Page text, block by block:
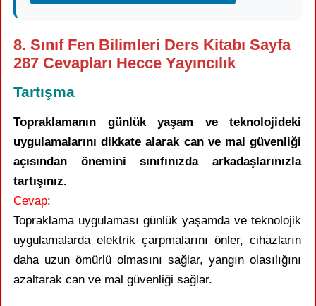
8. Sınıf Fen Bilimleri Ders Kitabı Sayfa
287 Cevapları Hecce Yayıncılık
Tartışma
Topraklamanın günlük yaşam ve teknolojideki
uygulamalarını dikkate alarak can ve mal güvenliği
açısından önemini sınıfınızda arkadaşlarınızla
tartışınız.
Cevap:
Topraklama uygulaması günlük yaşamda ve teknolojik
uygulamalarda elektrik çarpmalarını önler, cihazların
daha uzun ömürlü olmasını sağlar, yangın olasılığını
azaltarak can ve mal güvenliği sağlar.